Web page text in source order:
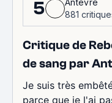
5
881
Critique de
de sang par
Je suis très
parce que je l'ai